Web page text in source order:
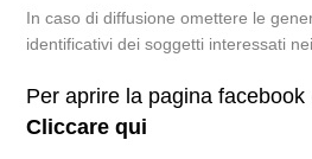
In caso di diffusione omettere le
identificativi dei soggetti interessati
Per aprire la pagina
Cliccare qui